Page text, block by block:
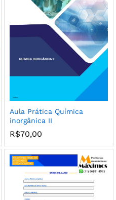
Aula Prática Química
inorgânica II
R$70,00